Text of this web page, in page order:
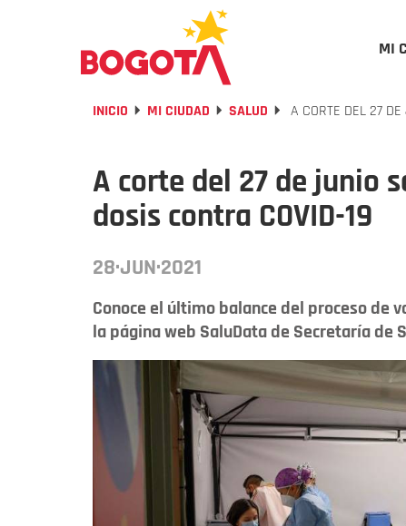
MI
INICIO MI CIUDAD SALUD A CORTE DEL 27
A corte del 27 de junio
dosis contra COVID-19
28·JUN·2021
Conoce el último balance del proceso de
la página web SaluData de Secretaría de